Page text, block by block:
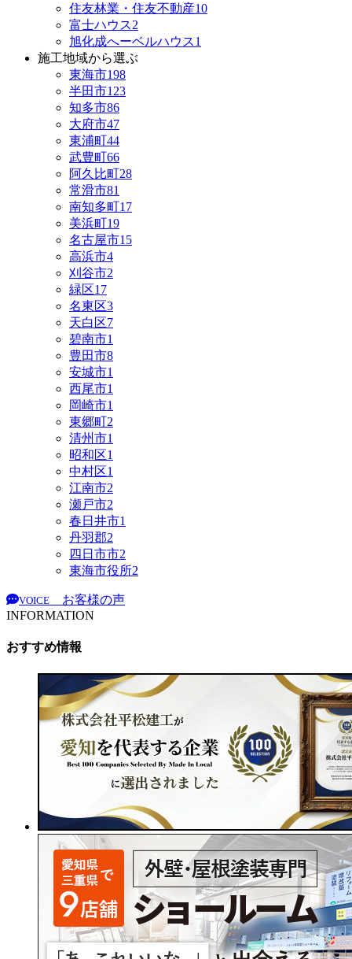
住友林業・住友不動産10
富士ハウス2
旭化成へーベルハウス1
施工地域から選ぶ
東海市198
半田市123
知多市86
大府市47
東浦町44
武豊町66
阿久比町28
常滑市81
南知多町17
美浜町19
名古屋市15
高浜市4
刈谷市2
緑区17
名東区3
天白区7
碧南市1
豊田市8
安城市1
西尾市1
岡崎市1
東郷町2
清州市1
昭和区1
中村区1
江南市2
瀬戸市2
春日井市1
丹羽郡2
四日市市2
東海市役所2
VOICE
お客様の声
INFORMATION
おすすめ情報